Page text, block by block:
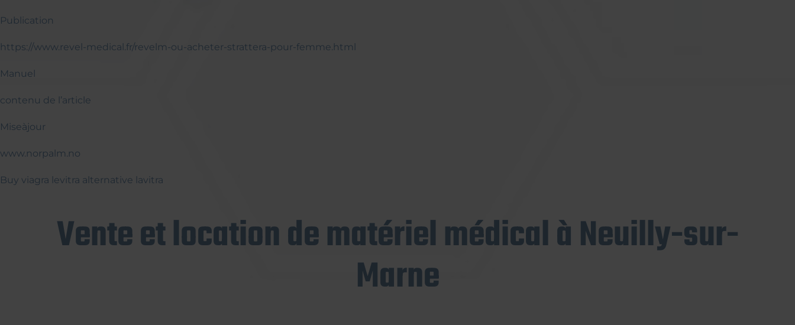
Publication
https://www.revel-medical.fr/revelm-ou-acheter-strattera-pour-femme.html
Manuel
contenu de l’article
Miseàjour
www.norpalm.no
Buy viagra levitra alternative lavitra
Vente et location de matériel médical à Neuilly-sur-
Marne